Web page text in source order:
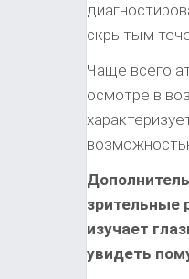
скрытым
Чаще всего
осмотре в
зрительные
изучает
увидеть